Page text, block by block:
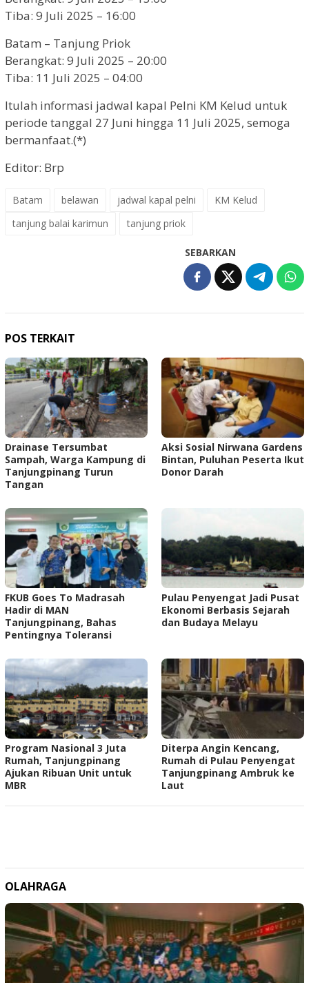
Tiba: 9 Juli 2025 – 16:00
Batam – Tanjung Priok
Berangkat: 9 Juli 2025 – 20:00
Tiba: 11 Juli 2025 – 04:00
Itulah informasi jadwal kapal Pelni KM Kelud untuk
periode tanggal 27 Juni hingga 11 Juli 2025, semoga
bermanfaat.(*)
Editor: Brp
Batam belawan jadwal kapal pelni
KM Kelud
tanjung balai karimun
tanjung priok
SEBARKAN
POS TERKAIT
Drainase Tersumbat
Sampah, Warga Kampung di
Tanjungpinang Turun
Tangan
Aksi Sosial Nirwana Gardens
Bintan, Puluhan Peserta Ikut
Donor Darah
FKUB Goes To Madrasah
Hadir di MAN
Tanjungpinang, Bahas
Pentingnya Toleransi
Pulau Penyengat Jadi Pusat
Ekonomi Berbasis Sejarah
dan Budaya Melayu
Program Nasional 3 Juta
Rumah, Tanjungpinang
Ajukan Ribuan Unit untuk
MBR
Diterpa Angin Kencang,
Rumah di Pulau Penyengat
Tanjungpinang Ambruk ke
Laut
OLAHRAGA